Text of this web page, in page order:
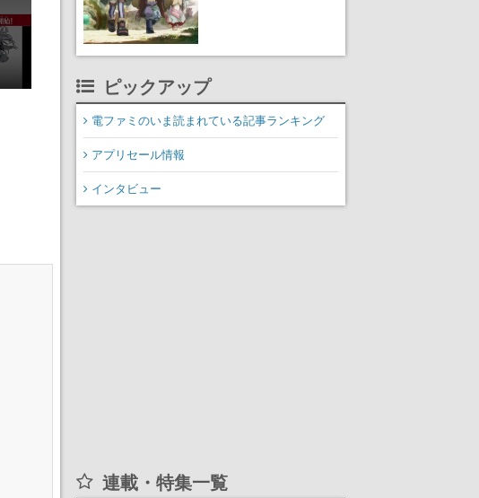
ピックアップ
電ファミのいま読まれている記事ランキング
アプリセール情報
インタビュー
連載・特集一覧